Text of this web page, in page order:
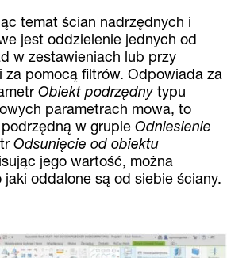
temat ścian nadrzędnych i
jest oddzielenie jednych od
w zestawieniach lub przy
za pomocą filtrów. Odpowiada za
Obiekt podrzędny typu
parametrach mowa, to
w grupie Odniesienie
Odsunięcie od obiektu
jego wartość, można
jaki oddalone są od siebie ściany.